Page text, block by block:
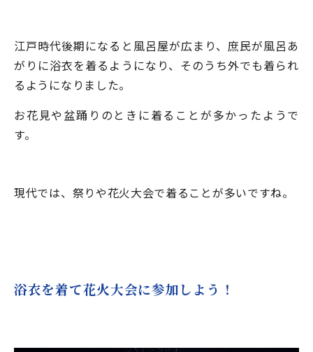
江戸時代後期になると風呂屋が広まり、庶民が風呂あ
がりに浴衣を着るようになり、そのうち外でも着られ
るようになりました。
お花見や盆踊りのときに着ることが多かったようで
す。
現代では、祭りや花火大会で着ることが多いですね。
浴衣を着て花火大会に参加しよう！